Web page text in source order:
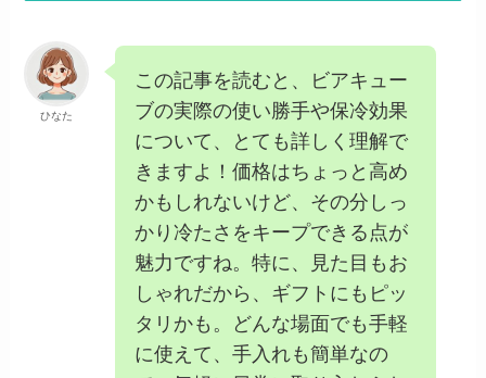
ひなた
この記事を読むと、ビアキュー
ブの実際の使い勝手や保冷効果
について、とても詳しく理解で
きますよ！価格はちょっと高め
かもしれないけど、その分しっ
かり冷たさをキープできる点が
魅力ですね。特に、見た目もお
しゃれだから、ギフトにもピッ
タリかも。どんな場面でも手軽
に使えて、手入れも簡単なの